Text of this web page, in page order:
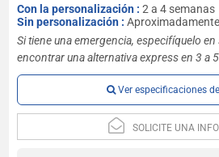
Con la personalización :2 a 4 semanas
Sin personalización :
Si tiene una emergencia, especifíquelo
encontrar una alternativa express en 3 a
Ver especificaciones
SOLICITE UNA